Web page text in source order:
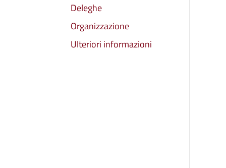
Deleghe
Organizzazione
Ulteriori informazioni